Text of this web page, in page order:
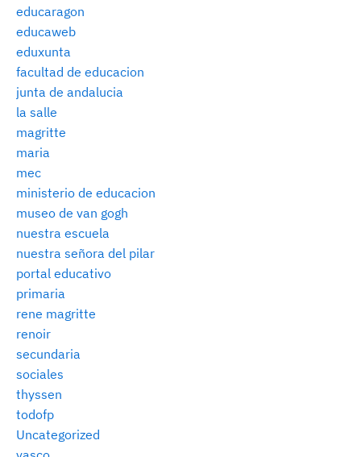
educaragon
educaweb
eduxunta
facultad de educacion
junta de andalucia
la salle
magritte
maria
mec
ministerio de educacion
museo de van gogh
nuestra escuela
nuestra señora del pilar
portal educativo
primaria
rene magritte
renoir
secundaria
sociales
thyssen
todofp
Uncategorized